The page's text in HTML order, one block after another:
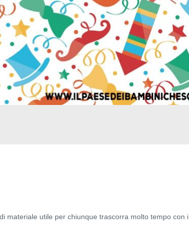
materiale utile per chiunque trascorra molto tempo con i